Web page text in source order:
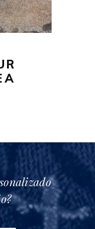
73,00€
Las
opciones
producto